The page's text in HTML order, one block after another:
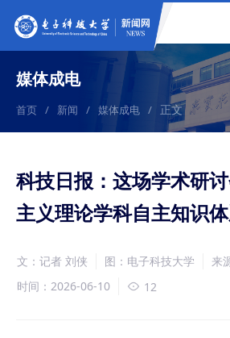
媒体成电
首页 / 新闻 / 媒体成电 / 正文
科技日报：这场学术研
主义理论学科自主知识
文：记者 刘侠 图：电子科技大学
来
时间：2026-06-10
12